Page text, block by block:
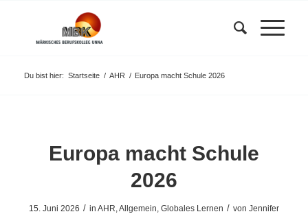
Du bist hier: Startseite / AHR / Europa macht Schule 2026
Europa macht Schule
2026
15. Juni 2026 / in AHR,Allgemein, Globales Lernen / von Jennifer